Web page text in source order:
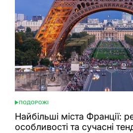
ОПУБЛІКУВАТИ
У
ПОДОРОЖІ
Найбільші міста Франції:
особливості та сучасні